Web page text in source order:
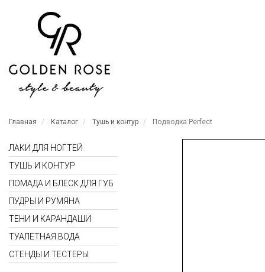
Главная Каталог Тушь и контур Подводка Perfect
ЛАКИ ДЛЯ НОГТЕЙ
ТУШЬ И КОНТУР
ПОМАДА И БЛЕСК ДЛЯ ГУБ
ПУДРЫ И РУМЯНА
ТЕНИ И КАРАНДАШИ
ТУАЛЕТНАЯ ВОДА
СТЕНДЫ И ТЕСТЕРЫ